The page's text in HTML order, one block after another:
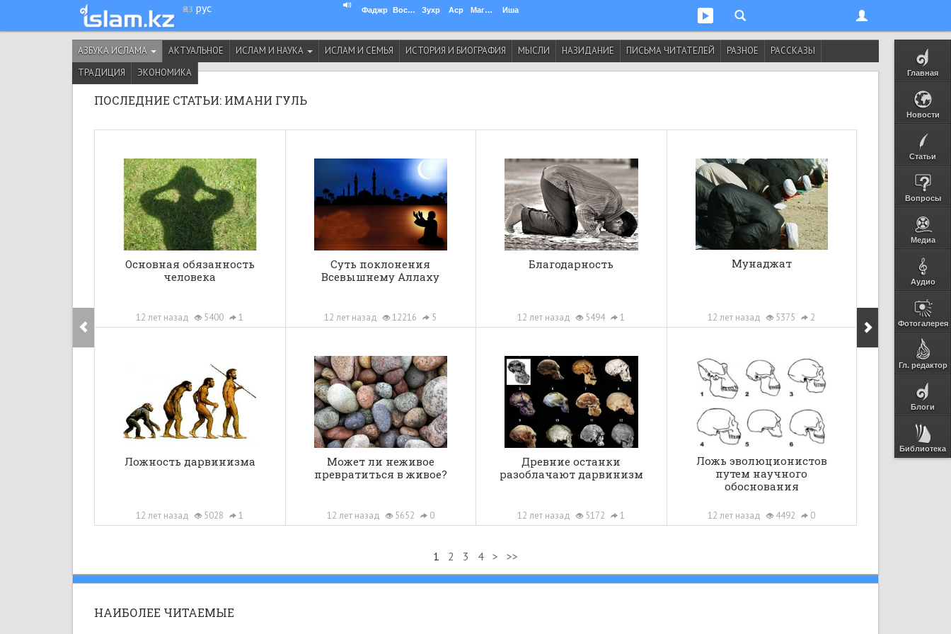
қаз рус Фаджр Восход Зухр Аср Магриб Иша
Главная
Новости
Статьи
Вопросы
Медиа
Аудио
Фотогалерея
Гл. редактор
Блоги
Библиотека
АЗБУКА ИСЛАМА АКТУАЛЬНОЕ ИСЛАМ И НАУКА ИСЛАМ И СЕМЬЯ ИСТОРИЯ И БИОГРАФИЯ МЫСЛИ НАЗИДАНИЕ ПИСЬМА ЧИТАТЕЛЕЙ РАЗНОЕ
РАССКАЗЫ
ТРАДИЦИЯ
ЭКОНОМИКА
ПОСЛЕДНИЕ СТАТЬИ: ИМАНИ ГУЛЬ
Основная обязанность
человека
12 лет назад 5400 1
Суть поклонения
Всевышнему Аллаху
12 лет назад 12216 5
Благодарность
12 лет назад 5494 1
Мунаджат
12 лет назад 5375 2
Ложность дарвинизма
12 лет назад 5028 1
Может ли неживое
превратиться в живое?
12 лет назад 5652 0
Древние останки
разоблачают дарвинизм
12 лет назад 5172 1
Ложь эволюционистов
путем научного
обоснования
12 лет назад 4492 0
1 2 3 4 > >>
НАИБОЛЕЕ ЧИТАЕМЫЕ